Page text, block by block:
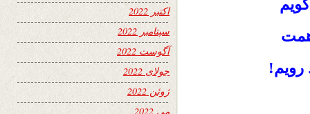
اکتبر 2022
سپتامبر 2022
آگوست 2022
جولای 2022
ژوئن 2022
می 2022